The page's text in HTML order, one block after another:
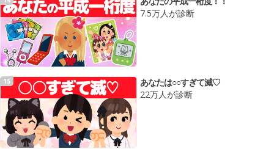
7.5万人が診断
15
あなたは○○すぎて滅♡
22万人が診断